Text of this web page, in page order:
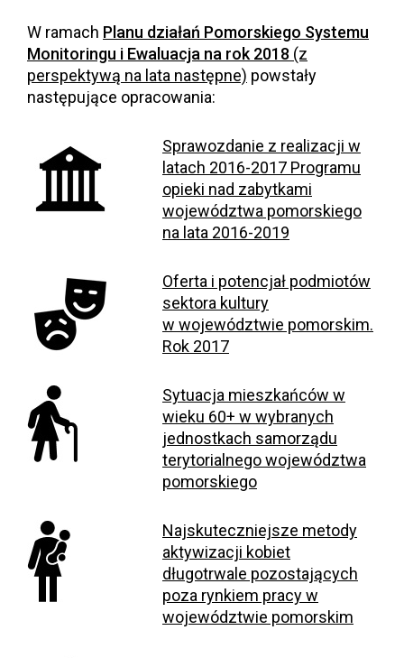
W ramach Planu działań Pomorskiego Systemu
Monitoringu i Ewaluacja na rok 2018 (z
perspektywą na lata następne) powstały
następujące opracowania:
Sprawozdanie z realizacji w
latach 2016-2017 Programu
opieki nad zabytkami
województwa pomorskiego
na lata 2016-2019
Oferta i potencjał podmiotów
sektora kultury
w województwie pomorskim.
Rok 2017
Sytuacja mieszkańców w
wieku 60+ w wybranych
jednostkach samorządu
terytorialnego województwa
pomorskiego
Najskuteczniejsze metody
aktywizacji kobiet
długotrwale pozostających
poza rynkiem pracy w
województwie pomorskim